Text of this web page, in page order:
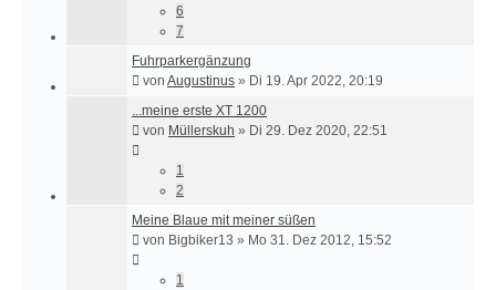
6
7
Fuhrparkergänzung
von Augustinus » Di 19. Apr 2022, 20:19
...meine erste XT 1200
von Müllerskuh » Di 29. Dez 2020, 22:51
1
2
Meine Blaue mit meiner süßen
von Bigbiker13 » Mo 31. Dez 2012, 15:52
1